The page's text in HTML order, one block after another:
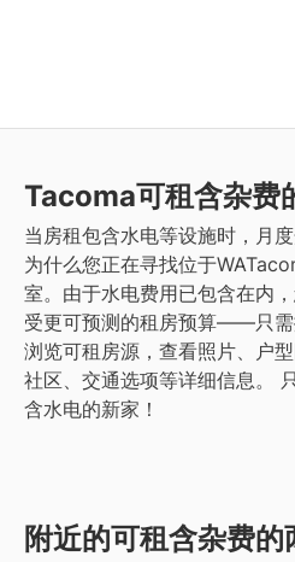
Tacoma可租含杂费
当房租包含水电等设施时，月
为什么您正在寻找位于
室。由于水电费用已包含在内
受更可预测的租房预算——只需
浏览可租房源，查看照片、户
社区、交通选项等详细信息。
含水电的新家！
附近的可租含杂费的